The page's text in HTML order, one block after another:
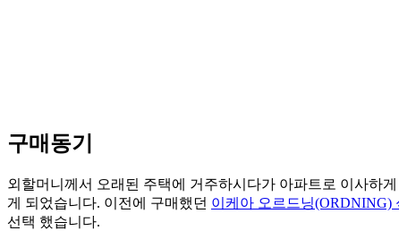
구매동기
외할머니께서 오래된 주택에 거주하시다가 아파트로 이사하
게 되었습니다. 이전에 구매했던 이케아 오르드닝(ORDNING)
선택 했습니다.